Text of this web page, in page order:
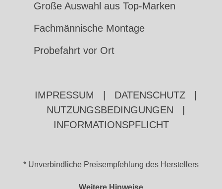
Große Auswahl aus Top-Marken
Fachmännische Montage
Probefahrt vor Ort
IMPRESSUM DATENSCHUTZ
NUTZUNGSBEDINGUNGEN
INFORMATIONSPFLICHT
* Unverbindliche Preisempfehlung des Herstellers
Weitere Hinweise